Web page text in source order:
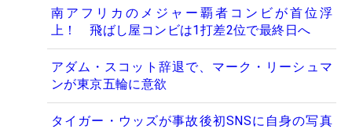
南アフリカのメジャー覇者コンビが首位浮
上！ 飛ばし屋コンビは1打差2位で最終日へ
アダム・スコット辞退で、マーク・リーシュマ
ンが東京五輪に意欲
タイガー・ウッズが事故後初SNSに自身の写真